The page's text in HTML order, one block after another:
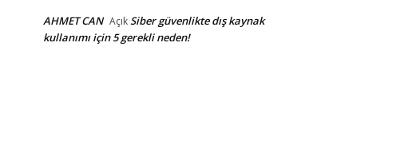
AHMET CAN AçıkSiber güvenlikte dış kaynak
kullanımı için 5 gerekli neden!